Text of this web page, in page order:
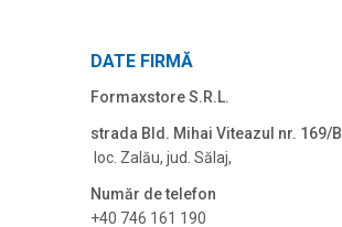
DATE FIRMĂ
Formaxstore S.R.L.
strada Bld. Mihai Viteazul nr. 169/B
loc. Zalău, jud. Sălaj,
Număr de telefon
+40 746 161 190